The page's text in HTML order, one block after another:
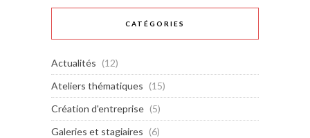
CATÉGORIES
Actualités (12)
Ateliers thématiques (15)
Création d'entreprise (5)
Galeries et stagiaires (6)